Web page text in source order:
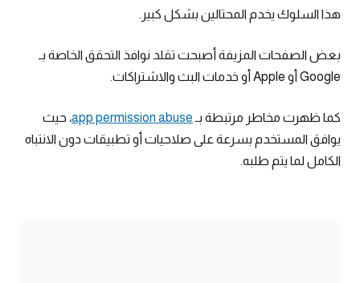
هذا السلوك يخدم المحتالين بشكل كبير.
بعض الصفحات المزيفة أصبحت تقلد نوافذ التحقق الخاصة بـ
Google أو Apple أو خدمات البث والاشتراكات.
كما ظهرت مخاطر مرتبطة بـ app permission abuse، حيث
يوافق المستخدم بسرعة على صلاحيات أو تطبيقات دون الانتباه
الكامل لما يتم طلبه.